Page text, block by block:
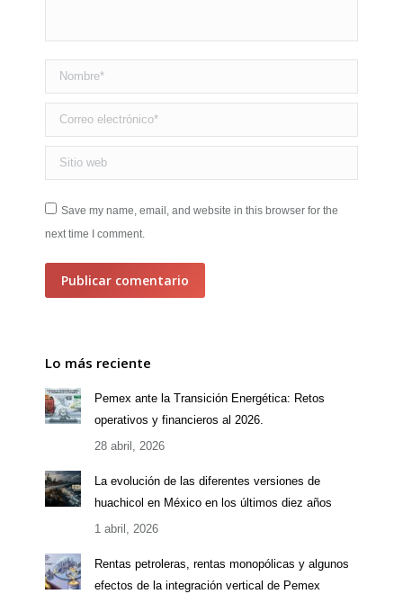
Nombre *
Correo electrónico *
Sitio web
Save my name, email, and website in this browser for the
next time I comment.
Publicar comentario
Lo más reciente
Pemex ante la Transición Energética: Retos
operativos y financieros al 2026.
28 abril, 2026
La evolución de las diferentes versiones de
huachicol en México en los últimos diez años
1 abril, 2026
Rentas petroleras, rentas monopólicas y algunos
efectos de la integración vertical de Pemex